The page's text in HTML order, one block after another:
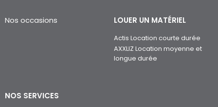
Nos occasions LOUER UN MATÉRIEL
Actis Location courte durée
AXXLIZ Location moyenne et
longue durée
NOS SERVICES